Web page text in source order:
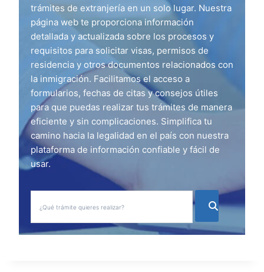
trámites de extranjería en un solo lugar. Nuestra
página web te proporciona información
detallada y actualizada sobre los procesos y
requisitos para solicitar visas, permisos de
residencia y otros documentos relacionados con
la inmigración. Facilitamos el acceso a
formularios, fechas de citas y consejos útiles
para que puedas realizar tus trámites de manera
eficiente y sin complicaciones. Simplifica tu
camino hacia la legalidad en el país con nuestra
plataforma de información confiable y fácil de
usar.